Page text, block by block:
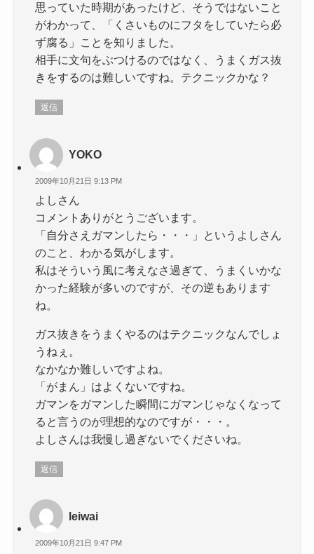
思っていた時期があったけど、そうではないこと
がわかって、「くさいものにフタをしていたら必
ず腐る」ことを知りました。
相手に文句をぶつけるのではなく、うまくガス抜
きをするのは難しいですね。テクニックかな？
返信
YOKO
2009年10月21日 9:13 PM
よしさん
コメントありがとうございます。
「自分さえガマンしたら・・・」というよしさん
のこと、わかる気がします。
私はそういう風に考えなさ過ぎて、うまくいかな
かった経験が多いのですが、その逆もあります
ね。
ガス抜きをうまくやるのはテクニックなんでしょ
うねぇ。
なかなか難しいですよね。
「がまん」はよくないですね。
ガマンをガマンした瞬間にガマンじゃなくなって
ると言うのが理想的なのですが・・・。
よしさんは我慢し過ぎないでくださいね。
返信
leiwai
2009年10月21日 9:47 PM